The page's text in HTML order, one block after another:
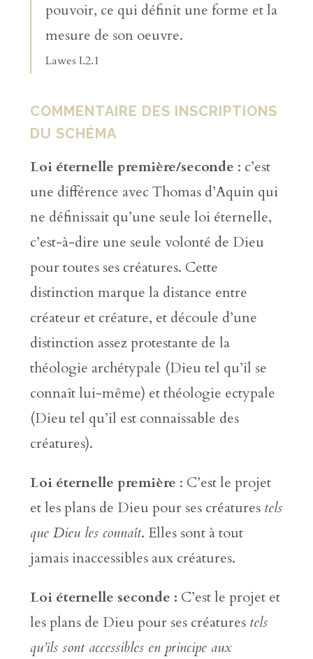
pouvoir, ce qui définit une forme et la
mesure de son oeuvre.
Lawes I.2.1
COMMENTAIRE DES INSCRIPTIONS
DU SCHÉMA
Loi éternelle première/seconde : c’est
une différence avec Thomas d’Aquin qui
ne définissait qu’une seule loi éternelle,
c’est-à-dire une seule volonté de Dieu
pour toutes ses créatures. Cette
distinction marque la distance entre
créateur et créature, et découle d’une
distinction assez protestante de la
théologie archétypale (Dieu tel qu’il se
connaît lui-même) et théologie ectypale
(Dieu tel qu’il est connaissable des
créatures).
Loi éternelle première : C’est le projet
et les plans de Dieu pour ses créatures tels
que Dieu les connaît. Elles sont à tout
jamais inaccessibles aux créatures.
Loi éternelle seconde : C’est le projet et
les plans de Dieu pour ses créatures tels
qu’ils sont accessibles en principe aux